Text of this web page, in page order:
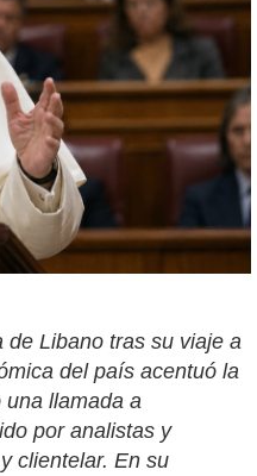
Libano tras su viaje a
del país acentuó la
llamada a
por analistas y
clientelar. En su